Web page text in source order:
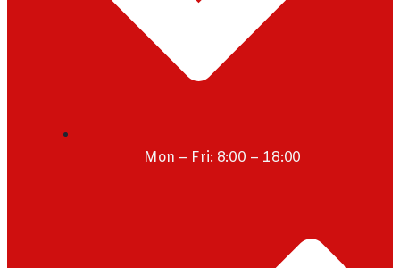
Mon – Fri: 8:00 – 18:00